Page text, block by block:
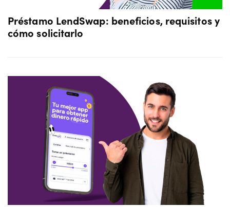
Préstamo LendSwap: beneficios, requisitos y
cómo solicitarlo